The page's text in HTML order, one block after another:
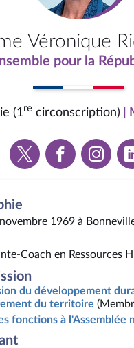
Véronique
pour la
(1re circonscription) |
Voir
la
Voir
la
Voir
la
1969 à
Coach en Ressources
du développement
du territoire
fonctions à l'Assemblée